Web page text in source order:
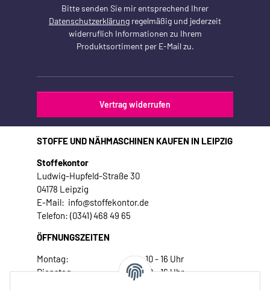
Bitte senden Sie mir entsprechend Ihrer
Datenschutzerklärung regelmäßig und jederzeit
widerruflich Informationen zu Ihrem
Produktsortiment per E-Mail zu.
Vertrag widerrufen
STOFFE UND NÄHMASCHINEN KAUFEN IN LEIPZIG
Stoffekontor
Ludwig-Hupfeld-Straße 30
04178 Leipzig
E-Mail: info@stoffekontor.de
Telefon: (0341) 468 49 65
ÖFFNUNGSZEITEN
Montag:
10 - 16 Uhr
Dienstag:
10 - 16 Uhr